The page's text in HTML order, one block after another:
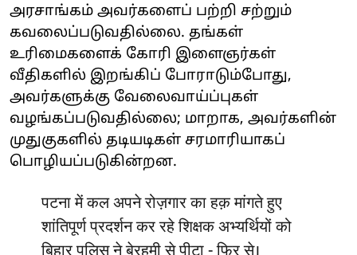
அரசாங்கம் அவர்களைப் பற்றி சற்றும்
கவலைப்படுவதில்லை. தங்கள்
உரிமைகளைக் கோரி இளைஞர்கள்
வீதிகளில் இறங்கிப் போராடும்போது, ​​
அவர்களுக்கு வேலைவாய்ப்புகள்
வழங்கப்படுவதில்லை; மாறாக, அவர்களின்
முதுகுகளில் தடியடிகள் சரமாரியாகப்
பொழியப்படுகின்றன.
पटना में कल अपने रोज़गार का हक़ मांगते हुए
शांतिपूर्ण प्रदर्शन कर रहे शिक्षक अभ्यर्थियों को